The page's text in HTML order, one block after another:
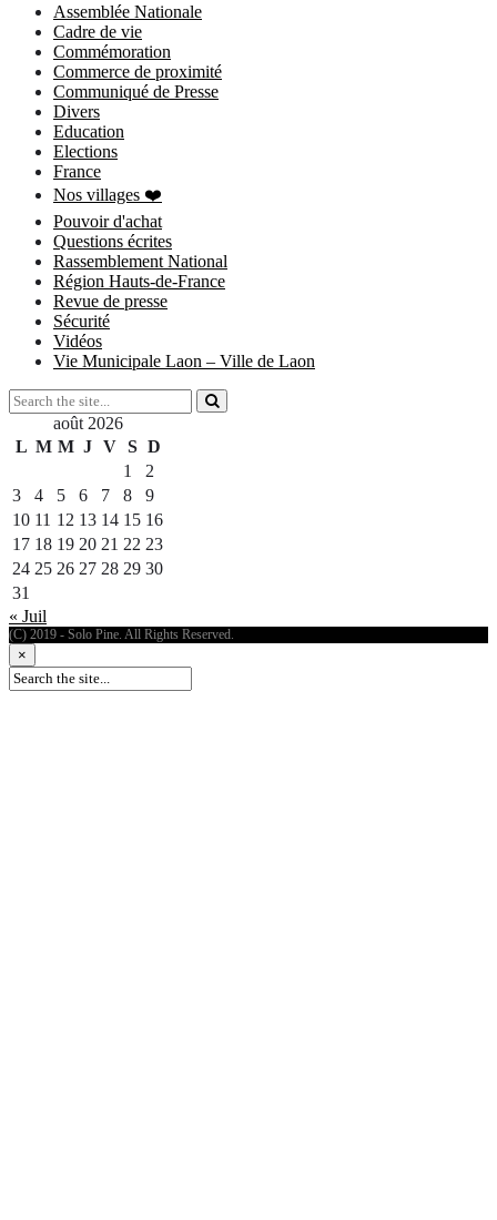
Assemblée Nationale
Cadre de vie
Commémoration
Commerce de proximité
Communiqué de Presse
Divers
Education
Elections
France
Nos villages ❤️
Pouvoir d'achat
Questions écrites
Rassemblement National
Région Hauts-de-France
Revue de presse
Sécurité
Vidéos
Vie Municipale Laon – Ville de Laon
août 2026
L M M J V S D
1
2
3
4 5 6 7 8
9
10 11 12 13 14 15 16
17 18 19 20 21 22 23
24 25 26 27 28 29 30
31
« Juil
(C) 2019 - Solo Pine. All Rights Reserved.
×